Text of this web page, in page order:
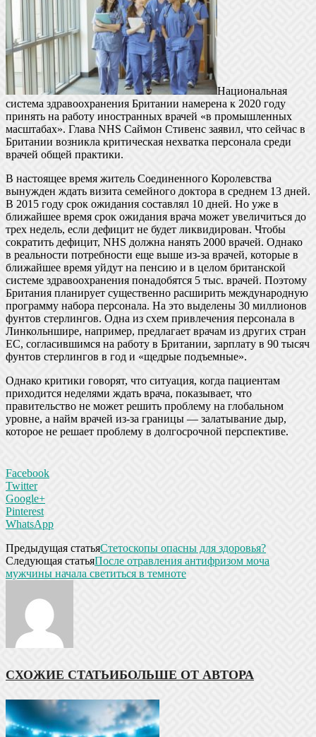
Национальная
система здравоохранения Британии намерена к 2020 году
принять на работу иностранных врачей «в промышленных
масштабах». Глава NHS Саймон Стивенс заявил, что сейчас в
Британии возникла критическая нехватка персонала среди
врачей общей практики.
В настоящее время житель Соединенного Королевства
вынужден ждать визита семейного доктора в среднем 13 дней.
В 2015 году срок ожидания составлял 10 дней. Но уже в
ближайшее время срок ожидания врача может увеличиться до
трех недель, если дефицит не будет ликвидирован. Чтобы
сократить дефицит, NHS должна нанять 2000 врачей. Однако
в реальности потребности еще выше из-за врачей, которые в
ближайшее время уйдут на пенсию и в целом британской
системе здравоохранения понадобятся 5 тыс. врачей. Поэтому
Британия планирует существенно расширить международную
программу набора персонала. На это выделены 30 миллионов
фунтов стерлингов. Одна из схем привлечения персонала в
Линкольншире, например, предлагает врачам из других стран
ЕС, согласившимся на работу в Британии, зарплату в 90 тысяч
фунтов стерлингов в год и «щедрые подъемные».
Однако критики говорят, что ситуация, когда пациентам
приходится неделями ждать врача, показывает, что
правительство не может решить проблему на глобальном
уровне, а найм врачей из-за границы — залатывание дыр,
которое не решает проблему в долгосрочной перспективе.
Facebook
Twitter
Google+
Pinterest
WhatsApp
Предыдущая статьяСтетоскопы опасны для здоровья?
Следующая статьяПосле отравления антифризом моча
мужчины начала светиться в темноте
СХОЖИЕ СТАТЬИБОЛЬШЕ ОТ АВТОРА